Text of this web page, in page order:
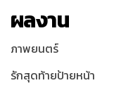
ผลงาน
ภาพยนตร์
รักสุดท้ายป้ายหน้า